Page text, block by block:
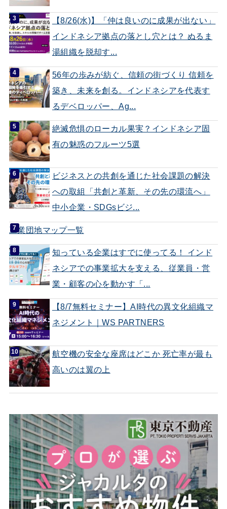
【8/26(水)】「仲は良いのに成果が出ない」
インドネシア拠点の落とし穴とは？ ぬるま
湯組織を脱却す...
56年の歩みが紡ぐ、信頼の街づくり 信頼を
築き、未来を創る。インドネシアを代表す
るデベロッパー、Ag...
絶滅危惧のローカル果実？インドネシア固
有の魅惑のフルーツ5選
ビジネスとの共創を通じた社会課題の解決
への取組「共創と革新、その先の環流へ」
中小企業・SDGsビジ...
工業団地マップ一覧
知っている企業はすでに使ってる！ インド
ネシアでの事業拡大を支える、従業員・営
業・顧客の心を動かす「...
【8/7無料セミナー】AI時代の異文化組織マ
ネジメント｜WS PARTNERS
航空機の安全な座席はどこか 死亡率が最も
高いのは翼の上